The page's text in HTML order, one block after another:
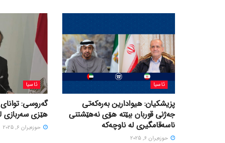
ئاسیا
پزیشکیان: هیوادارین بەرەکەتی
جەژنی قوربان ببێتە هۆی نەهێشتنی
ناسەقامگیری لە ناوچەکە
حوزه‌یران 6, 2025
ئاسیا
گەروسی:
هێزی سەربازی
حوزه‌یران 6, 2025